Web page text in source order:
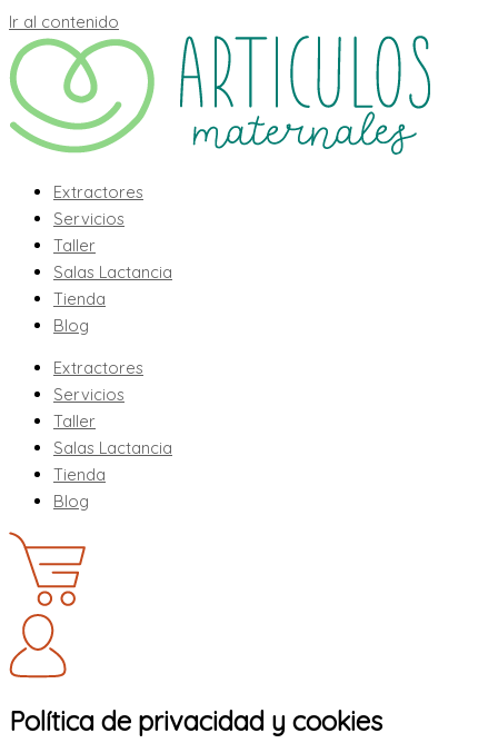
Ir al contenido
Extractores
Servicios
Taller
Salas Lactancia
Tienda
Blog
Extractores
Servicios
Taller
Salas Lactancia
Tienda
Blog
Política de privacidad y cookies